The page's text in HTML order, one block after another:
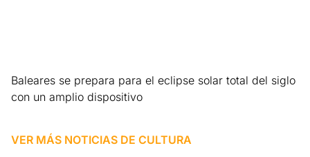
Baleares se prepara para el eclipse solar total del siglo
con un amplio dispositivo
VER MÁS NOTICIAS DE CULTURA